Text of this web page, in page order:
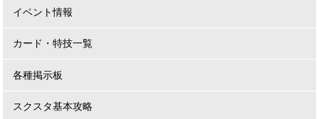
イベント情報
カード・特技一覧
各種掲示板
スクスタ基本攻略